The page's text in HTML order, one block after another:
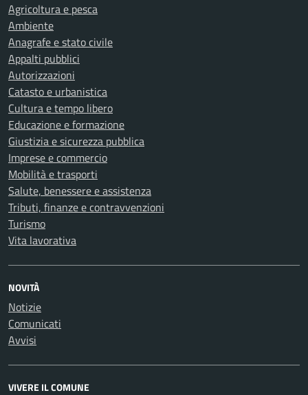
Agricoltura e pesca
Ambiente
Anagrafe e stato civile
Appalti pubblici
Autorizzazioni
Catasto e urbanistica
Cultura e tempo libero
Educazione e formazione
Giustizia e sicurezza pubblica
Imprese e commercio
Mobilità e trasporti
Salute, benessere e assistenza
Tributi, finanze e contravvenzioni
Turismo
Vita lavorativa
NOVITÀ
Notizie
Comunicati
Avvisi
VIVERE IL COMUNE